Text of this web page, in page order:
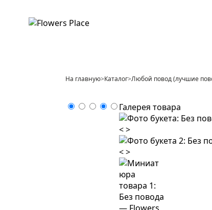
На главную>Каталог>Любой повод (лучшие
Галерея товара
<>
<>